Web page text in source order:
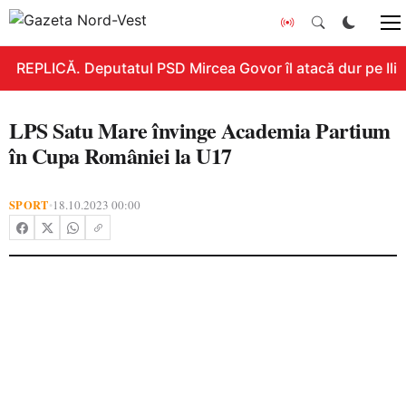
REPLICĂ. Deputatul PSD Mircea Govor îl atacă dur pe
LPS Satu Mare învinge Academia Partium
în Cupa României la U17
SPORT•18.10.2023 00:00